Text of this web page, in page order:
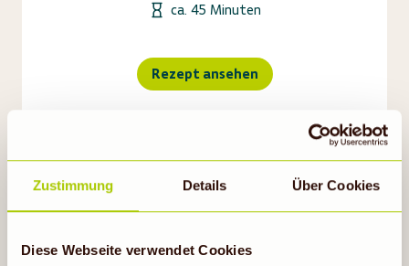
Zustimmung Details Über Cookies
Diese Webseite verwendet Cookies
ca. 45 Minuten
Rezept ansehen